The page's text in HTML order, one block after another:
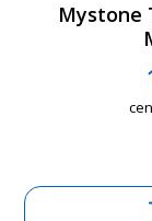
Mystone